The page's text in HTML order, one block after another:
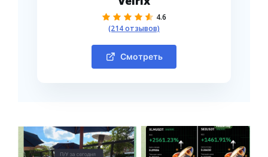
4.6
(214 отзывов)
Смотреть